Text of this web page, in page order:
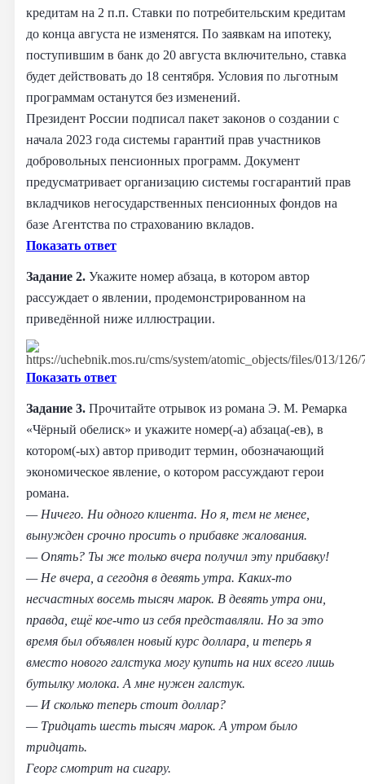
кредитам на 2 п.п. Ставки по потребительским кредитам
до конца августа не изменятся. По заявкам на ипотеку,
поступившим в банк до 20 августа включительно, ставка
будет действовать до 18 сентября. Условия по льготным
программам останутся без изменений.
Президент России подписал пакет законов о создании с
начала 2023 года системы гарантий прав участников
добровольных пенсионных программ. Документ
предусматривает организацию системы госгарантий прав
вкладчиков негосударственных пенсионных фондов на
базе Агентства по страхованию вкладов.
Показать ответ
Задание 2. Укажите номер абзаца, в котором автор
рассуждает о явлении, продемонстрированном на
приведённой ниже иллюстрации.
Показать ответ
Задание 3. Прочитайте отрывок из романа Э. М. Ремарка
«Чёрный обелиск» и укажите номер(-а) абзаца(-ев), в
котором(-ых) автор приводит термин, обозначающий
экономическое явление, о котором рассуждают герои
романа.
— Ничего. Ни одного клиента. Но я, тем не менее,
вынужден срочно просить о прибавке жалования.
— Опять? Ты же только вчера получил эту прибавку!
— Не вчера, а сегодня в девять утра. Каких-то
несчастных восемь тысяч марок. В девять утра они,
правда, ещё кое-что из себя представляли. Но за это
время был объявлен новый курс доллара, и теперь я
вместо нового галстука могу купить на них всего лишь
бутылку молока. А мне нужен галстук.
— И сколько теперь стоит доллар?
— Тридцать шесть тысяч марок. А утром было
тридцать.
Георг смотрит на сигару.